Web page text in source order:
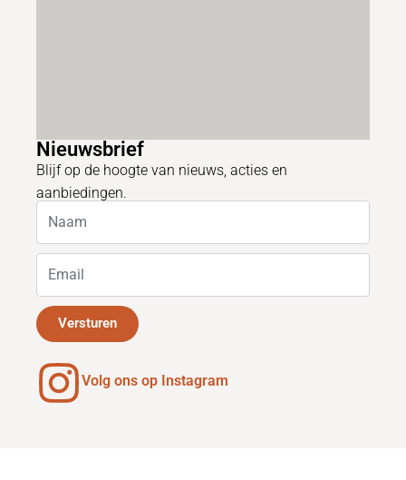
Nieuwsbrief
Blijf op de hoogte van nieuws, acties en
aanbiedingen.
Versturen
Volg ons op Instagram